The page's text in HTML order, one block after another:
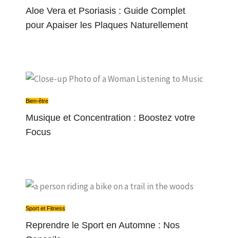
Aloe Vera et Psoriasis : Guide Complet
pour Apaiser les Plaques Naturellement
Bien-être
Musique et Concentration : Boostez votre
Focus
Sport et Fitness
Reprendre le Sport en Automne : Nos